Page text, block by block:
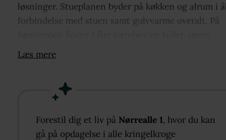
løsninger. Stueplanen byder på køkken og alrum i
forbindelse med stuen samt gulvvarme overalt. På
kælderen rummer flere disponible rum samt stort
Solcellerne bidrager væsentligt til at holde
Læs mere
Forestil dig et liv på Nørrealle 1, hvor du kan
gå på opdagelse i alle kringelkroge